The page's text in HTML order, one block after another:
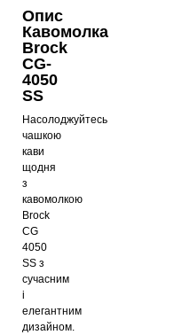
Опис
Кавомолка
Brock
CG-
4050
SS
Насолоджуйтесь
чашкою
кави
щодня
з
кавомолкою
Brock
CG
4050
SS з
сучасним
і
елегантним
дизайном.